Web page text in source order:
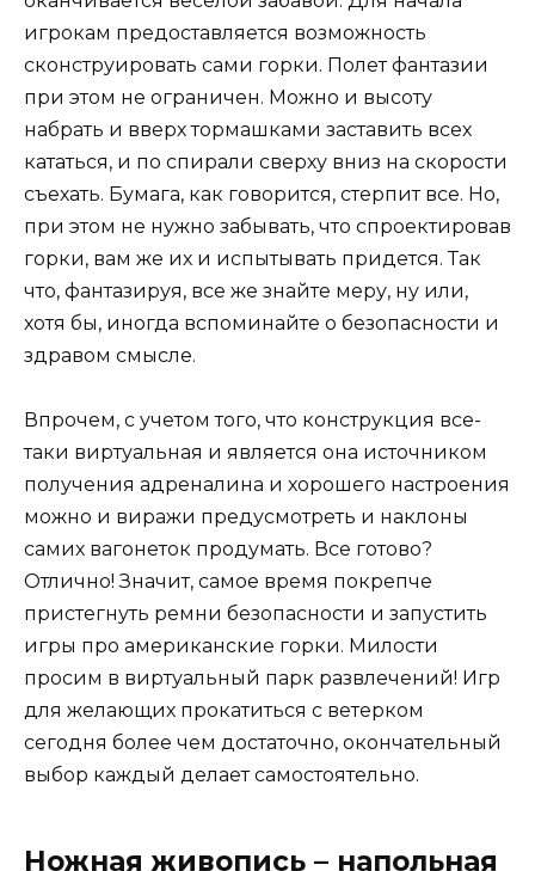
игрокам предоставляется возможность
сконструировать сами горки. Полет фантазии
при этом не ограничен. Можно и высоту
набрать и вверх тормашками заставить всех
кататься, и по спирали сверху вниз на скорости
съехать. Бумага, как говорится, стерпит все. Но,
при этом не нужно забывать, что спроектировав
горки, вам же их и испытывать придется. Так
что, фантазируя, все же знайте меру, ну или,
хотя бы, иногда вспоминайте о безопасности и
здравом смысле.
Впрочем, с учетом того, что конструкция все-
таки виртуальная и является она источником
получения адреналина и хорошего настроения
можно и виражи предусмотреть и наклоны
самих вагонеток продумать. Все готово?
Отлично! Значит, самое время покрепче
пристегнуть ремни безопасности и запустить
игры про американские горки. Милости
просим в виртуальный парк развлечений! Игр
для желающих прокатиться с ветерком
сегодня более чем достаточно, окончательный
выбор каждый делает самостоятельно.
Ножная живопись – напольная